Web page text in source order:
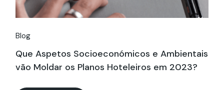
Blog
Que Aspetos Socioeconómicos e Ambientais
vão Moldar os Planos Hoteleiros em 2023?